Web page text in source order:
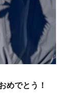
めでとう！